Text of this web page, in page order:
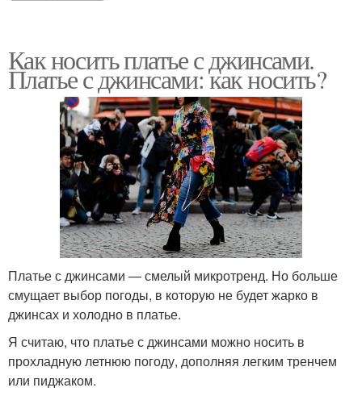
Как носить платье с джинсами.
Платье с джинсами: как носить?
Платье с джинсами — смелый микротренд. Но больше
смущает выбор погоды, в которую не будет жарко в
джинсах и холодно в платье.
Я считаю, что платье с джинсами можно носить в
прохладную летнюю погоду, дополняя легким тренчем
или пиджаком.